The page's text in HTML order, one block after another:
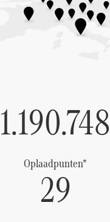
1.190.748
Oplaadpunten*
29